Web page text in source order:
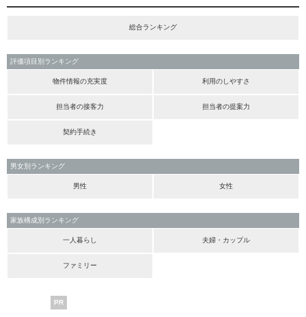
総合ランキング
評価項目別ランキング
物件情報の充実度 利用のしやすさ
担当者の接客力 担当者の提案力
契約手続き
男女別ランキング
男性 女性
家族構成別ランキング
一人暮らし 夫婦・カップル
ファミリー
PR